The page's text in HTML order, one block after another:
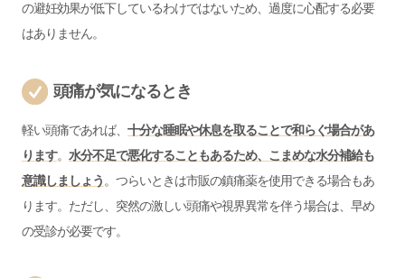
の避妊効果が低下しているわけではないため、過度に心配する必要
はありません。
頭痛が気になるとき
軽い頭痛であれば、 十分な睡眠や休息を取ることで和らぐ場合があ
ります。 水分不足で悪化することもあるため、こまめな水分補給も
意識しましょう 。つらいときは市販の鎮痛薬を使用できる場合もあ
ります。ただし、突然の激しい頭痛や視界異常を伴う場合は、早め
の受診が必要です。